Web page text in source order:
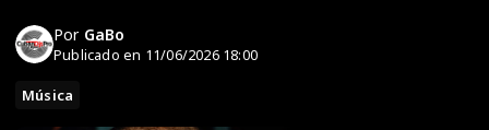
Por GaBo
Publicado en 11/06/2026 18:00
Música